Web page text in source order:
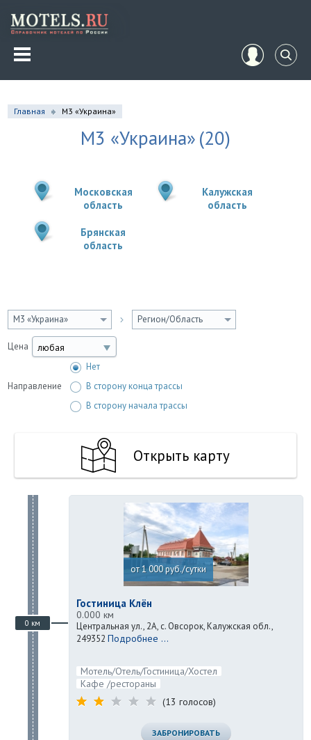
Главная М3 «Украина»
М3 «Украина» (20)
Московская
область
Калужская
область
Брянская
область
М3 «Украина» Регион/Область
Цена любая
Направление
Нет
В сторону конца трассы
В сторону начала трассы
Открыть карту
0 км
от 1 000 руб./сутки
Гостиница Клён
0.000 км
Центральная ул., 2А, с. Овсорок, Калужская обл.,
249352 Подробнее ...
Мотель/Отель/Гостиница/Хостел
Кафе /рестораны
(13 голосов)
ЗАБРОНИРОВАТЬ